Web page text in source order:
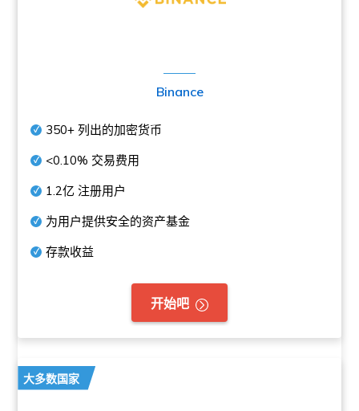
Binance
350+ 列出的加密货币
<0.10% 交易费用
1.2亿 注册用户
为用户提供安全的资产基金
存款收益
开始吧
大多数国家